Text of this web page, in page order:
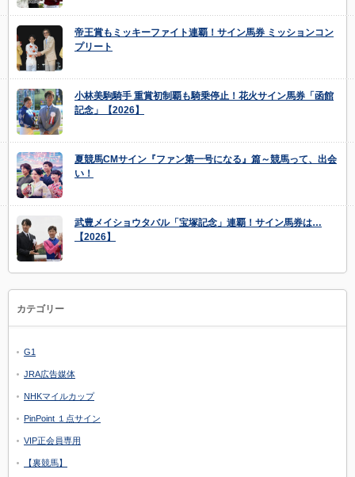
帝王賞もミッキーファイト連覇！サイン馬券 ミッションコン
プリート
小林美駒騎手 重賞初制覇も騎乗停止！花火サイン馬券「函館
記念」【2026】
夏競馬CMサイン『ファン第一号になる』篇～競馬って、出会
い！
武豊メイショウタバル「宝塚記念」連覇！サイン馬券は…
【2026】
カテゴリー
G1
JRA広告媒体
NHKマイルカップ
PinPoint １点サイン
VIP正会員専用
【裏競馬】